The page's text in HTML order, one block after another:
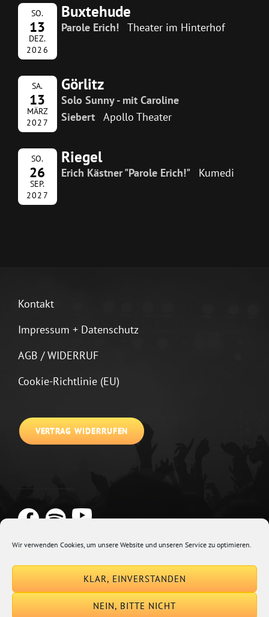
Wir verwenden Cookies, um unsere Website und unseren Service zu optimieren.
KLAR, EINVERSTANDEN
NEIN, BITTE NICHT
SO.
13
DEZ.
2026
Buxtehude
Parole Erich! Theater im Hinterhof
SA.
13
MÄRZ
2027
Görlitz
Solo Sunny - mit Caroline
Siebert
Apollo Theater
SO.
26
SEP.
2027
Riegel
Erich Kästner "Parole Erich!" Kumedi
Kontakt
Impressum + Datenschutz
AGB / WIDERRUF
Cookie-Richtlinie (EU)
VERTRAG WIDERRUFEN
Euphony By Catch Themes